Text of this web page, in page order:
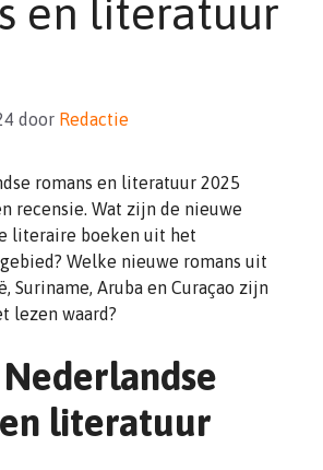
en literatuur
door Redactie
romans en literatuur 2025
recensie. Wat zijn de nieuwe
literaire boeken uit het
Welke nieuwe romans uit
Suriname, Aruba en Curaçao zijn
lezen waard?
literatuur